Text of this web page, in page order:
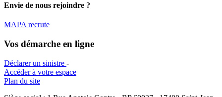
Envie de nous rejoindre ?
MAPA recrute
Vos démarche en ligne
Déclarer un sinistre -
Accéder à votre espace
Plan du site